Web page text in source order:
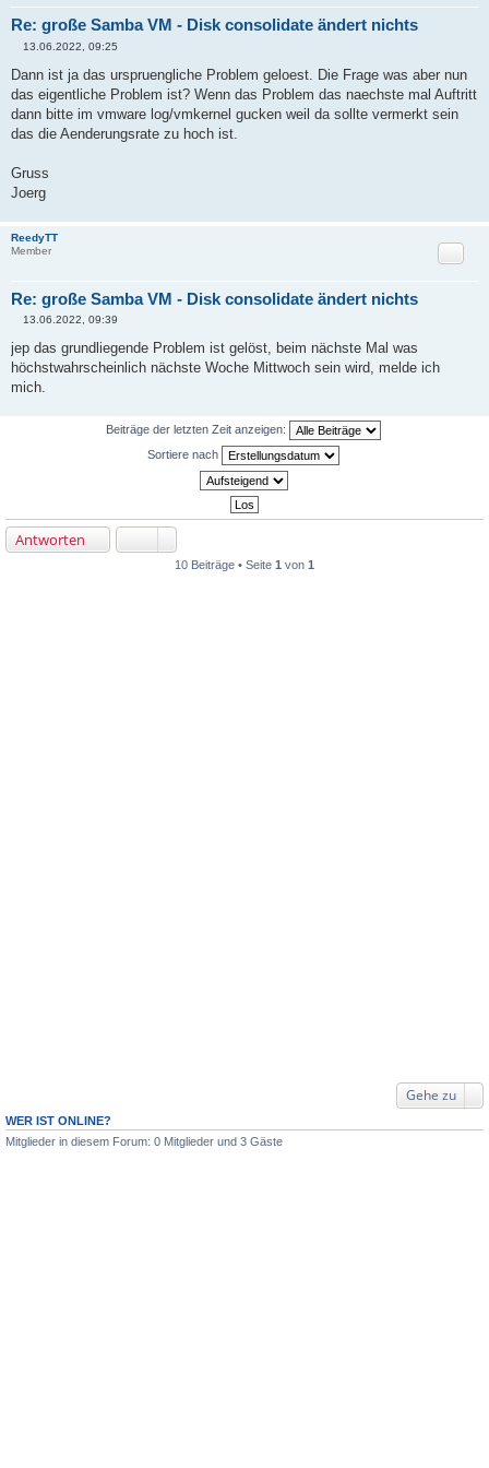
Re: große Samba VM - Disk consolidate ändert nichts
i
t
a
g
13.06.2022, 09:25
Dann ist ja das urspruengliche Problem geloest. Die Frage was aber nun
das eigentliche Problem ist? Wenn das Problem das naechste mal Auftritt
dann bitte im vmware log/vmkernel gucken weil da sollte vermerkt sein
das die Aenderungsrate zu hoch ist.
Gruss
Joerg
ReedyTT
Member
Re: große Samba VM - Disk consolidate ändert nichts
Zitat
e
i
t
r
a
13.06.2022, 09:39
jep das grundliegende Problem ist gelöst, beim nächste Mal was
höchstwahrscheinlich nächste Woche Mittwoch sein wird, melde ich
mich.
Beiträge der letzten Zeit anzeigen:
Sortiere nach
Antworten
10 Beiträge • Seite 1 von 1
Gehe zu
WER IST ONLINE?
Mitglieder in diesem Forum: 0 Mitglieder und 3 Gäste